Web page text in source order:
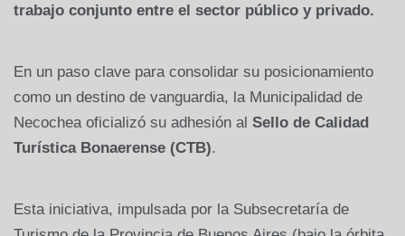
trabajo conjunto entre el sector público y privado.
En un paso clave para consolidar su posicionamiento
como un destino de vanguardia, la Municipalidad de
Necochea oficializó su adhesión al Sello de Calidad
Turística Bonaerense (CTB).
Esta iniciativa, impulsada por la Subsecretaría de